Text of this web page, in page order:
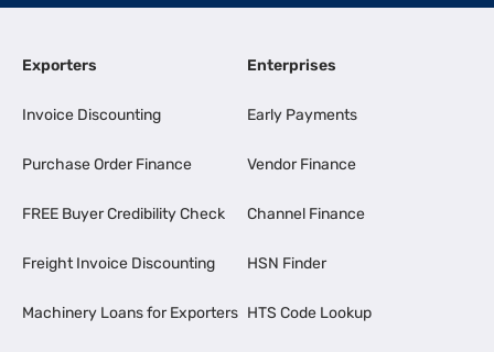
Exporters
Invoice Discounting
Purchase Order Finance
FREE Buyer Credibility Check
Freight Invoice Discounting
Machinery Loans for Exporters
Enterprises
Early Payments
Vendor Finance
Channel Finance
HSN Finder
HTS Code Lookup